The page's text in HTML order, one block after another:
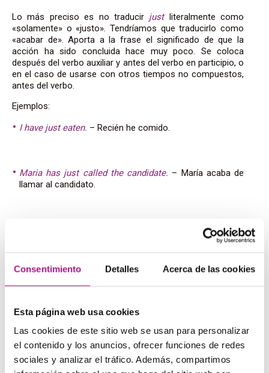
Consentimiento Detalles Acerca de las cookies
Esta página web usa cookies
Las cookies de este sitio web se usan para personalizar
el contenido y los anuncios, ofrecer funciones de redes
sociales y analizar el tráfico. Además, compartimos
Lo más preciso es no traducir justliteralmente como
«solamente» o «justo». Tendríamos que traducirlo como
«acabar de». Aporta a la frase el significado de que la
acción ha sido concluida hace muy poco. Se coloca
después del verbo auxiliar y antes del verbo en participio, o
en el caso de usarse con otros tiempos no compuestos,
antes del verbo.
Ejemplos:
I have just eaten. – Recién he comido.
Maria has just called the candidate. – María acaba de
llamar al candidato.
He has just left. – Acaba de irse.
Still
Si tratamos los casos de uso dealready ,yet,just, no nos